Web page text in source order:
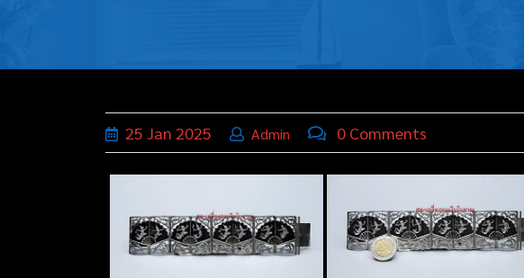
25 Jan 2025 Admin 0 Comments